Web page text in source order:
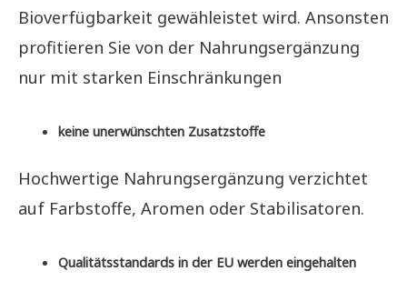
Bioverfügbarkeit gewähleistet wird. Ansonsten
profitieren Sie von der Nahrungsergänzung
nur mit starken Einschränkungen
keine unerwünschten Zusatzstoffe
Hochwertige Nahrungsergänzung verzichtet
auf Farbstoffe, Aromen oder Stabilisatoren.
Qualitätsstandards in der EU werden eingehalten